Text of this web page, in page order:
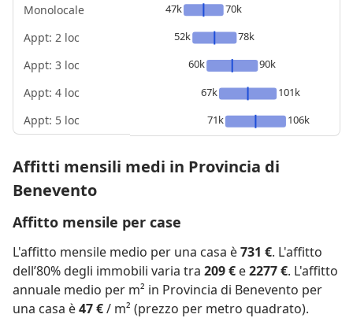
Monolocale
Appt: 2 loc
Appt: 3 loc
Appt: 4 loc
Appt: 5 loc
47k
70k
52k
78k
60k
90k
67k
101k
71k
106k
Affitti mensili medi in Provincia di
Benevento
Affitto mensile per case
L'affitto mensile medio per una casa è731 €. L'affitto
dell’80% degli immobili varia tra 209 € e2277 €. L'affitto
annuale medio per m² in Provincia di Benevento per
una casa è47 €/ m² (prezzo per metro quadrato).